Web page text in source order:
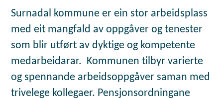
Surnadal kommune er ein stor arbeidsplass
med eit mangfald av oppgåver og tenester
som blir utført av dyktige og kompetente
medarbeidarar. Kommunen tilbyr varierte
og spennande arbeidsoppgåver saman med
trivelege kollegaer. Pensjonsordningane